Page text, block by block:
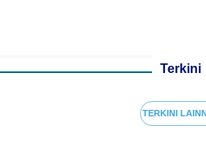
Terkini
TERKINI